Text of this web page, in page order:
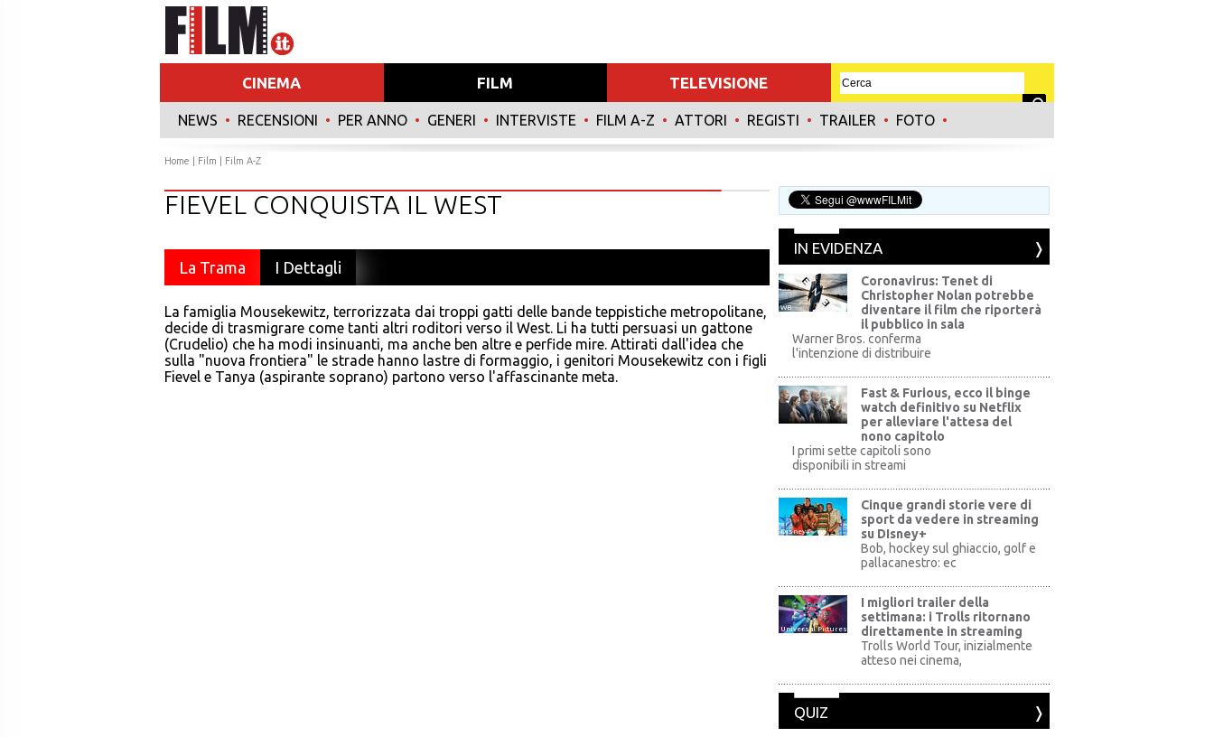
CINEMA FILM TELEVISIONE
NEWS • RECENSIONI • PER ANNO • GENERI • INTERVISTE • FILM A-Z • ATTORI • REGISTI • TRAILER • FOTO •
Home Film Film A-Z
FIEVEL CONQUISTA IL WEST
La Trama I Dettagli
La famiglia Mousekewitz, terrorizzata dai troppi gatti delle bande teppistiche metropolitane,
decide di trasmigrare come tanti altri roditori verso il West. Li ha tutti persuasi un gattone
(Crudelio) che ha modi insinuanti, ma anche ben altre e perfide mire. Attirati dall'idea che
sulla "nuova frontiera" le strade hanno lastre di formaggio, i genitori Mousekewitz con i figli
Fievel e Tanya (aspirante soprano) partono verso l'affascinante meta.
IN EVIDENZA
WB
Coronavirus: Tenet di
Christopher Nolan potrebbe
diventare il film che riporterà
il pubblico in sala
Warner Bros. conferma
l'intenzione di distribuire
Fast & Furious, ecco il binge
watch definitivo su Netflix
per alleviare l'attesa del
nono capitolo
I primi sette capitoli sono
disponibili in streami
Disney+
Cinque grandi storie vere di
sport da vedere in streaming
su DIsney+
Bob, hockey sul ghiaccio, golf e
pallacanestro: ec
Universal Pictures
I migliori trailer della
settimana: i Trolls ritornano
direttamente in streaming
Trolls World Tour, inizialmente
atteso nei cinema,
QUIZ